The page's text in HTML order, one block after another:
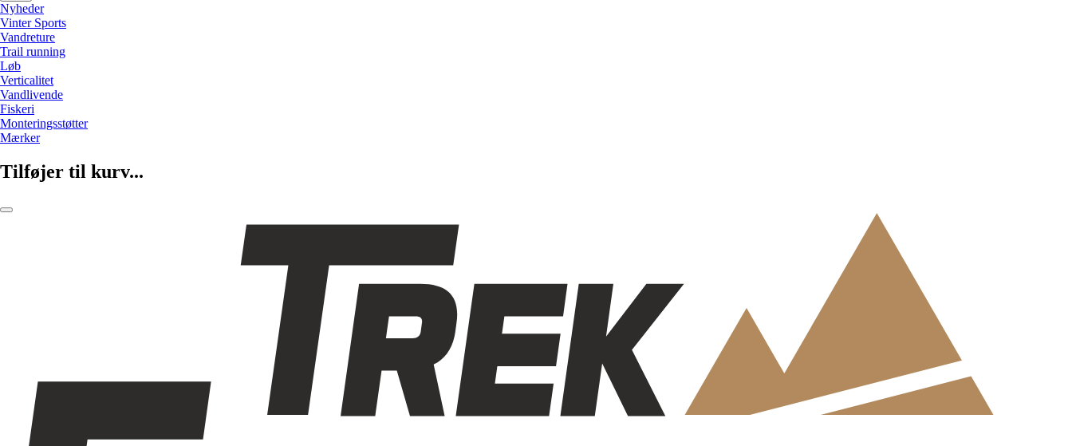
Nyheder
Vinter Sports
Vandreture
Trail running
Løb
Verticalitet
Vandlivende
Fiskeri
Monteringsstøtter
Mærker
Tilføjer til kurv...